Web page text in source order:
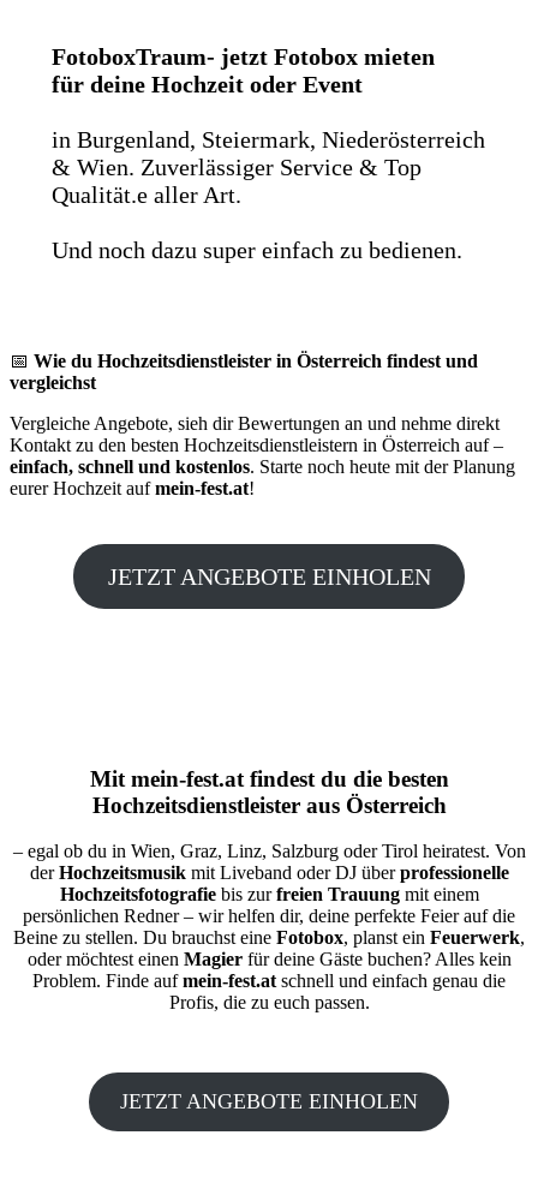
FotoboxTraum- jetzt Fotobox mieten
für deine Hochzeit oder Event
in Burgenland, Steiermark, Niederösterreich
& Wien. Zuverlässiger Service & Top
Qualität.e aller Art.
Und noch dazu super einfach zu bedienen.
📅 Wie du Hochzeitsdienstleister in Österreich findest und
vergleichst
Vergleiche Angebote, sieh dir Bewertungen an und nehme direkt
Kontakt zu den besten Hochzeitsdienstleistern in Österreich auf –
einfach, schnell und kostenlos. Starte noch heute mit der Planung
eurer Hochzeit aufmein-fest.at!
JETZT ANGEBOTE EINHOLEN
Mit mein-fest.atfindest du die besten
Hochzeitsdienstleister aus Österreich
– egal ob du in Wien, Graz, Linz, Salzburg oder Tirol heiratest. Von
derHochzeitsmusikmit Liveband oder DJ überprofessionelle
Hochzeitsfotografiebis zurfreien Trauungmit einem
persönlichen Redner – wir helfen dir, deine perfekte Feier auf die
Beine zu stellen. Du brauchst eine Fotobox, planst ein Feuerwerk,
oder möchtest einen Magierfür deine Gäste buchen? Alles kein
Problem. Finde aufmein-fest.atschnell und einfach genau die
Profis, die zu euch passen.
JETZT ANGEBOTE EINHOLEN